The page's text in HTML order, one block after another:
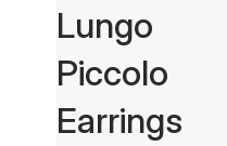
Lungo
Piccolo
Earrings